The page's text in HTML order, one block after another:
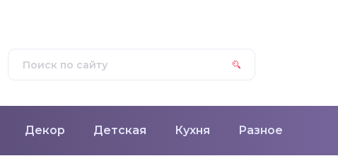
Декор Детская Кухня Разное